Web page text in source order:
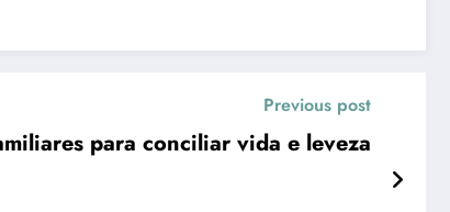
Previous post
para conciliar vida e leveza